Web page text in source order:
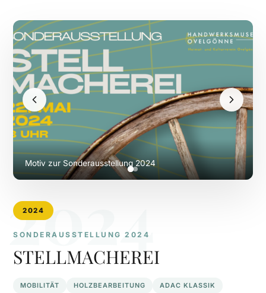
2024
2024
SONDERAUSSTELLUNG 2024
STELLMACHEREI
MOBILITÄT HOLZBEARBEITUNG
ADAC KLASSIK
Motiv zur Sonderausstellung 2024